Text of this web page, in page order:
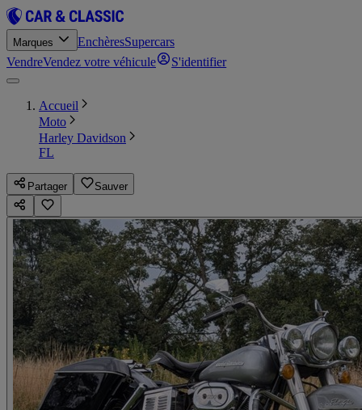
Marques EnchèresSupercars
VendreVendez votre véhicule S'identifier
Accueil
Moto
Harley Davidson
FL
Partager Sauver